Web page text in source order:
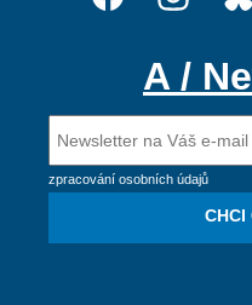
A /
zpracování osobních údajů
CHCI